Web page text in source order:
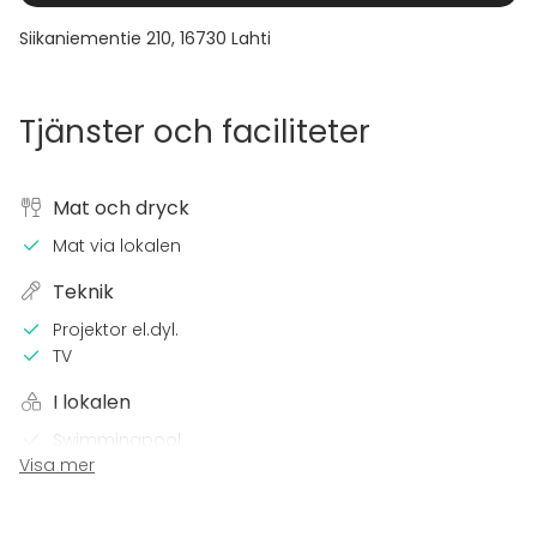
Siikaniementie 210, 16730 Lahti
Tjänster och faciliteter
Mat och dryck
Mat via lokalen
Teknik
Projektor el.dyl.
TV
I lokalen
Swimmingpool
Bastu
Visa mer